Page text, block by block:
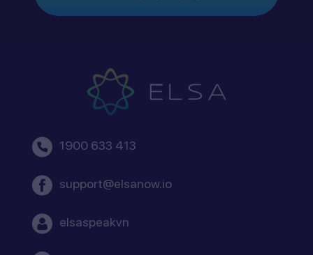
1900 633 413
support@elsanow.io
elsaspeakvn